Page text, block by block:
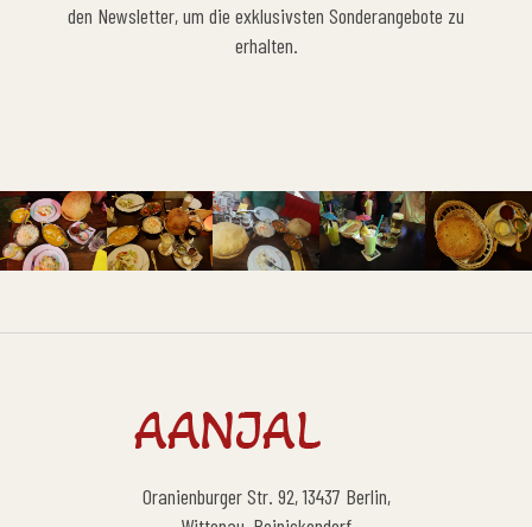
den Newsletter, um die exklusivsten Sonderangebote zu
erhalten.
Oranienburger Str. 92, 13437 Berlin,